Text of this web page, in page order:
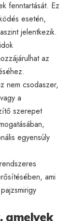
fenntartását. Ez
esetén,
jelentkezik.
az
nem csodaszer,
a
szerepet
egyensúly
ami
amelyek